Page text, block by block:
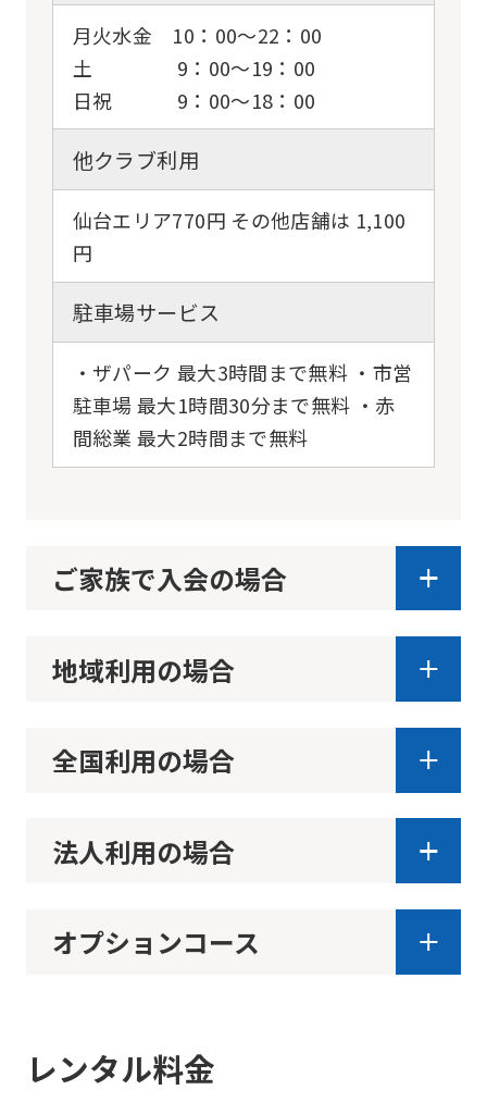
月火水金 10：00～22：00
土 9：00～19：00
日祝 9：00～18：00
他クラブ利用
仙台エリア770円 その他店舗は 1,100
円
駐車場サービス
・ザパーク 最大3時間まで無料 ・市営
駐車場 最大1時間30分まで無料 ・赤
間総業 最大2時間まで無料
ご家族で入会の場合
地域利用の場合
全国利用の場合
法人利用の場合
オプションコース
レンタル料金
the
original
content.
We
that
you
understand
before
using
the
service.